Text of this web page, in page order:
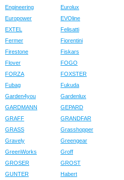
Engineering
Eurolux
Europower
EVOline
EXTEL
Felisatti
Fermer
Fiorentini
Firestone
Fiskars
Flover
FOGO
FORZA
FOXSTER
Fubag
Fukuda
Garden4you
Gardenlux
GARDMANN
GEPARD
GRAFF
GRANDFAR
GRASS
Grasshopper
Gravely
Greengear
GreenWorks
Groff
GROSER
GROST
GUNTER
Habert